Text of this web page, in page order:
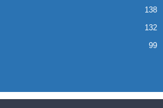
138
132
99